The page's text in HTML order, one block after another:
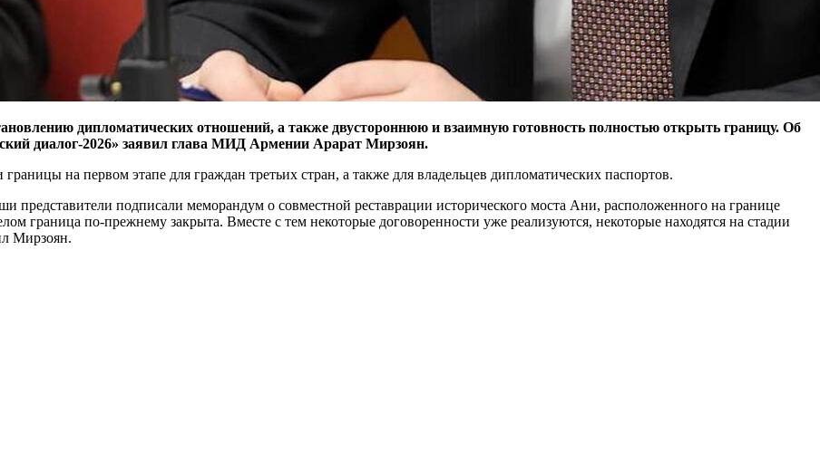
дипломатических отношений, а также двустороннюю и взаимную готовность полностью открыть границу. Об
диалог-2026» заявил глава МИД Армении Арарат Мирзоян.
на первом этапе для граждан третьих стран, а также для владельцев дипломатических паспортов.
представители подписали меморандум о совместной реставрации исторического моста Ани, расположенного на границе
по-прежнему закрыта. Вместе с тем некоторые договоренности уже реализуются, некоторые находятся на стадии
Мирзоян.